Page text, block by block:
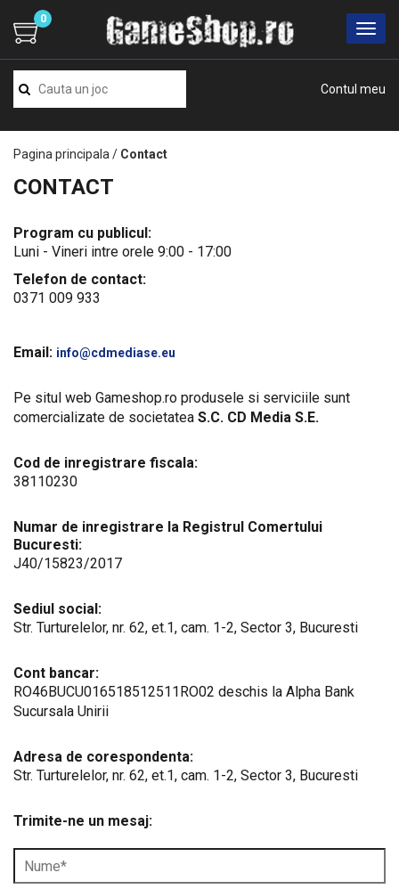
Contul meu
0
Pagina principala / Contact
CONTACT
Program cu publicul:
Luni - Vineri intre orele 9:00 - 17:00
Telefon de contact:
0371 009 933
Email: info@cdmediase.eu
Pe situl web Gameshop.ro produsele si serviciile sunt
comercializate de societatea S.C. CD Media S.E.
Cod de inregistrare fiscala:
38110230
Numar de inregistrare la Registrul Comertului
Bucuresti:
J40/15823/2017
Sediul social:
Str. Turturelelor, nr. 62, et.1, cam. 1-2, Sector 3, Bucuresti
Cont bancar:
RO46BUCU016518512511RO02 deschis la Alpha Bank
Sucursala Unirii
Adresa de corespondenta:
Str. Turturelelor, nr. 62, et.1, cam. 1-2, Sector 3, Bucuresti
Trimite-ne un mesaj: